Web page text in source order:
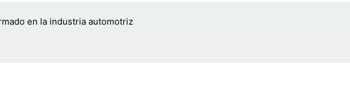
en la industria automotriz